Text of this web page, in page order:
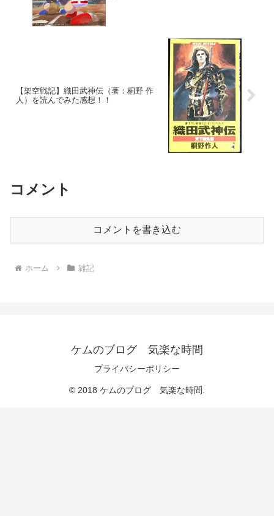
【架空戦記】織田武神伝（著：桐野 作
人）を読んでみた感想！！
コメント
コメントを書き込む
ホーム 雑記
ケムのブログ 気楽な時間
プライバシーポリシー
© 2018 ケムのブログ 気楽な時間.